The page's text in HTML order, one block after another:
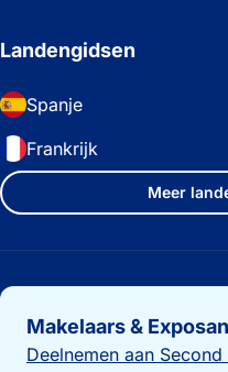
Landengidsen
Spanje
Frankrijk
Meer
Belangrijke links
Makelaars &
Deelnemen aan